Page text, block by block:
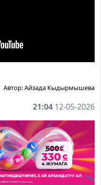
Автор:Айзада Кыдырмышева
21:04 12-05-2026